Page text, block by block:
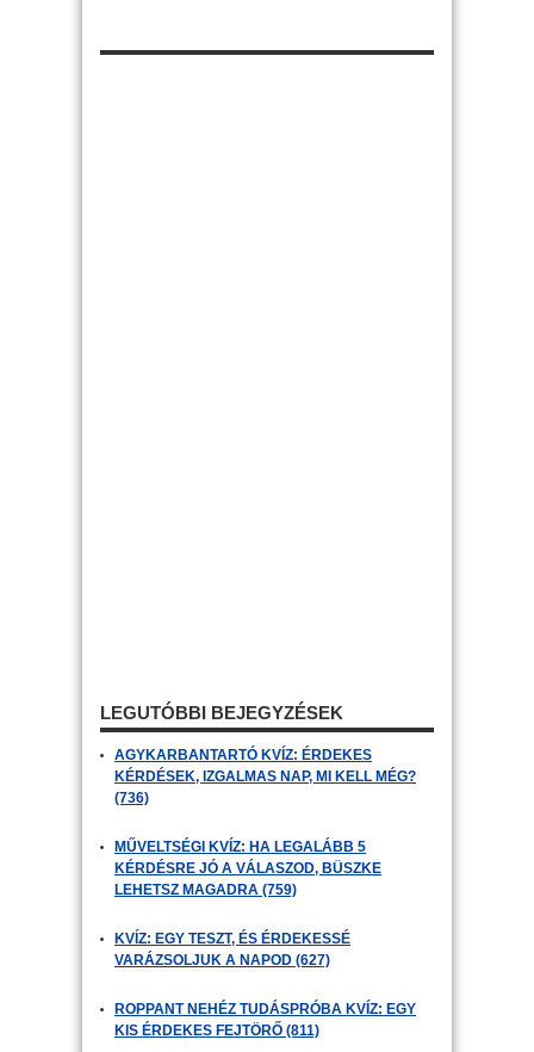
LEGUTÓBBI BEJEGYZÉSEK
AGYKARBANTARTÓ KVÍZ: ÉRDEKES
KÉRDÉSEK, IZGALMAS NAP, MI KELL MÉG?
(736)
MŰVELTSÉGI KVÍZ: HA LEGALÁBB 5
KÉRDÉSRE JÓ A VÁLASZOD, BÜSZKE
LEHETSZ MAGADRA (759)
KVÍZ: EGY TESZT, ÉS ÉRDEKESSÉ
VARÁZSOLJUK A NAPOD (627)
ROPPANT NEHÉZ TUDÁSPRÓBA KVÍZ: EGY
KIS ÉRDEKES FEJTÖRŐ (811)